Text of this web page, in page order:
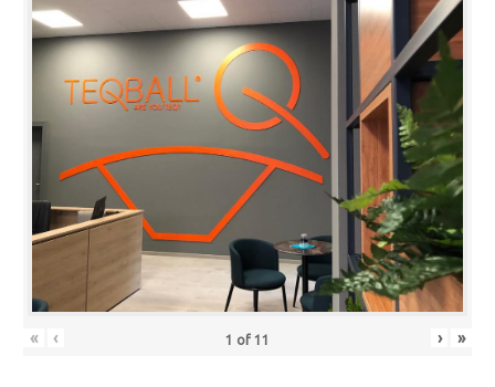
« ‹ 1 of 11 › »